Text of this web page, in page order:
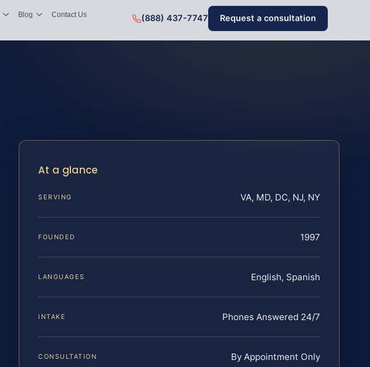
Blog Contact Us (888) 437-7747 Request a consultation
At a glance
SERVING VA, MD, DC, NJ, NY
FOUNDED 1997
LANGUAGES English, Spanish
INTAKE Phones Answered 24/7
CONSULTATION By Appointment Only